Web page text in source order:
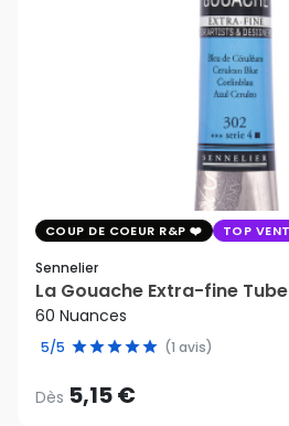
COUP DE COEUR R&P TOP
Sennelier
La Gouache Extra-fine
60 Nuances
5/5 (1 avis)
Dès 5,15 €